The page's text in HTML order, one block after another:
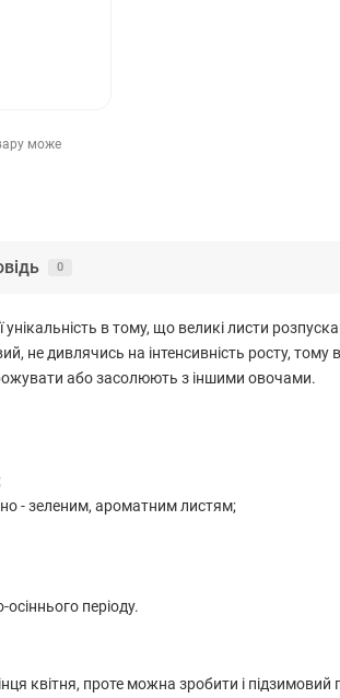
може
0
в тому, що великі листи
не дивлячись на інтенсивність росту,
або засолюють з іншими овочами.
- зеленим, ароматним листям;
періоду.
квітня, проте можна зробити і підзимовий